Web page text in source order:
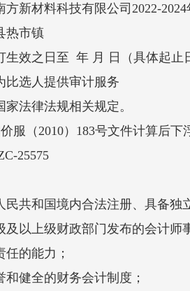
方新材料科技有限公司2022-
热市镇
生效之日至 年 月 日（具体起止
比选 人提供审计服务
家法律法规相关规定。
服（2010）183号文件计算后下
25575
民共和国境内合法注册、具备
及以上级财政部门发布的会计
的能力；
健全的财务会计制度；